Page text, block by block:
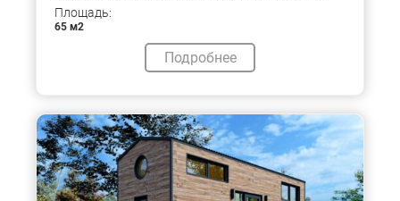
Площадь:
65 м2
Подробнее